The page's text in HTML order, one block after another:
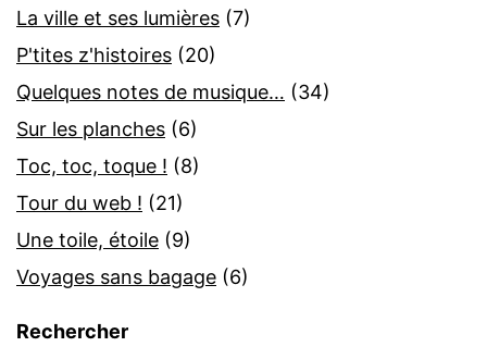
La ville et ses lumières (7)
P'tites z'histoires (20)
Quelques notes de musique… (34)
Sur les planches (6)
Toc, toc, toque ! (8)
Tour du web ! (21)
Une toile, étoile (9)
Voyages sans bagage (6)
Rechercher